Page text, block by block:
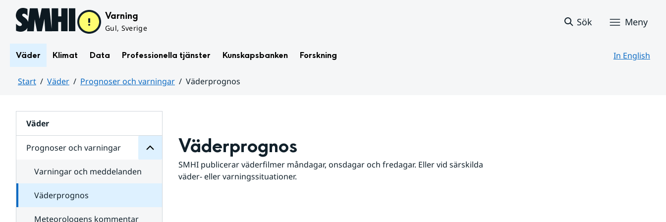
Hoppa till sidans innehåll Varning
Gul, Sverige
Sök Meny
Väder Klimat Data Professionella tjänster Kunskapsbanken Forskning In English
Start Väder Prognoser och varningar
Väderprognos
Väder
Prognoser och varningar
för
varningar
Varningar och meddelanden
Väderprognos
Meteorologens kommentar
Väderprognos
SMHI publicerar väderfilmer måndagar, onsdagar och fredagar. Eller vid särskilda
väder- eller varningssituationer.